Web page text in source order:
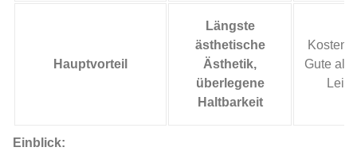
Hauptvorteil
Längste
ästhetische
Ästhetik,
überlegene
Haltbarkeit
Gute
Einblick: